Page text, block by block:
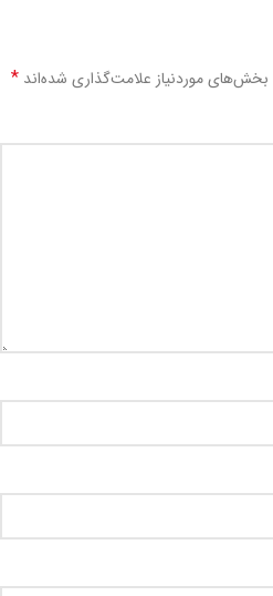
بخش‌های موردنیاز علامت‌گذاری شده‌اند *